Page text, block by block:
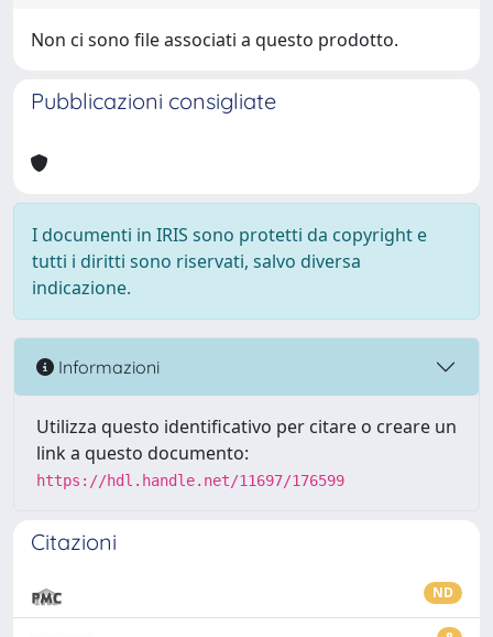
Non ci sono file associati a questo prodotto.
Pubblicazioni consigliate
I documenti in IRIS sono protetti da copyright e
tutti i diritti sono riservati, salvo diversa
indicazione.
Informazioni
Utilizza questo identificativo per citare o creare un
link a questo documento:
https://hdl.handle.net/11697/176599
Citazioni
ND